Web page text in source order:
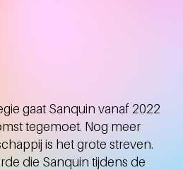
gaat Sanquin vanaf 2022
tegemoet. Nog meer
is het grote streven.
die Sanquin tijdens de